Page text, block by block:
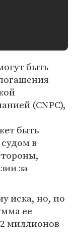
быть
(CNPC),
быть
в
за
иска, но, по
ее
миллионов